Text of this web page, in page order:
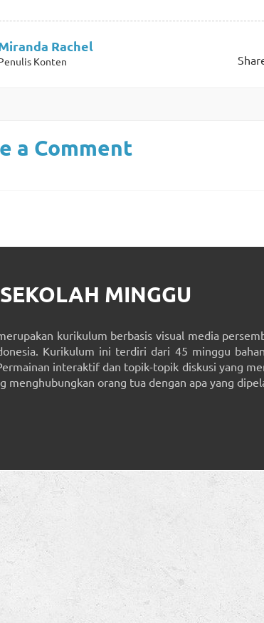
Rachel
Konten
a Comment
MINGGU
kurikulum berbasis visual media
Kurikulum ini terdiri dari 45 minggu
interaktif dan topik-topik diskusi yang
menghubungkan orang tua dengan apa yang